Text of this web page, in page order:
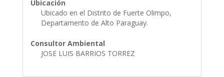
Ubicación
Ubicado en el Distrito de Fuerte Olimpo,
Departamento de Alto Paraguay.
Consultor Ambiental
JOSE LUIS BARRIOS TORREZ